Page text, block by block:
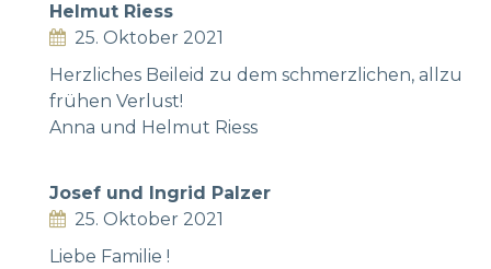
Helmut Riess
25. Oktober 2021
Herzliches Beileid zu dem schmerzlichen, allzu
frühen Verlust!
Anna und Helmut Riess
Josef und Ingrid Palzer
25. Oktober 2021
Liebe Familie !